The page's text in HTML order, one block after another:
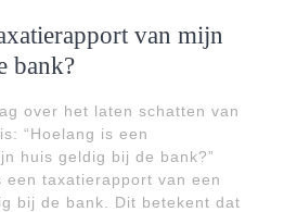
van mijn
bank?
over het laten schatten van
“Hoelang is een
huis geldig bij de bank?”
een taxatierapport van een
bij de bank. Dit betekent dat